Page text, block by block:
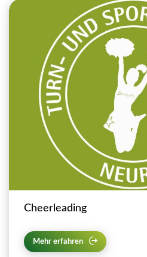
Cheerleading
Mehr erfahren